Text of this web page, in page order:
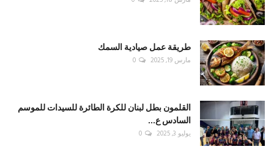
طريقة عمل صيادية السمك
مارس 19, 2025 0
القلمون بطل لبنان للكرة الطائرة للسيدات للموسم
السادس ع...
يوليو 3, 2025 0